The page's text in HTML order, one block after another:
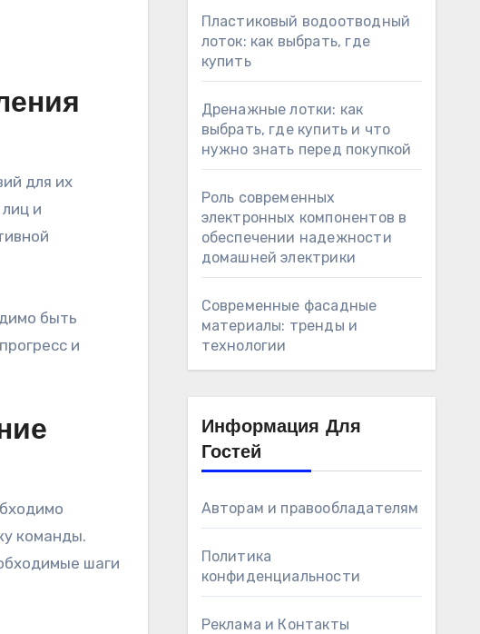
для их
и
быть
и
команды.
шаги
Пластиковый водоотводный
лоток: как выбрать, где
купить
Дренажные лотки: как
выбрать, где купить и что
нужно знать перед покупкой
Роль современных
электронных компонентов в
обеспечении надежности
домашней электрики
Современные фасадные
материалы: тренды и
технологии
Информация Для
Гостей
Авторам и правообладателям
Политика
конфиденциальности
Реклама и Контакты